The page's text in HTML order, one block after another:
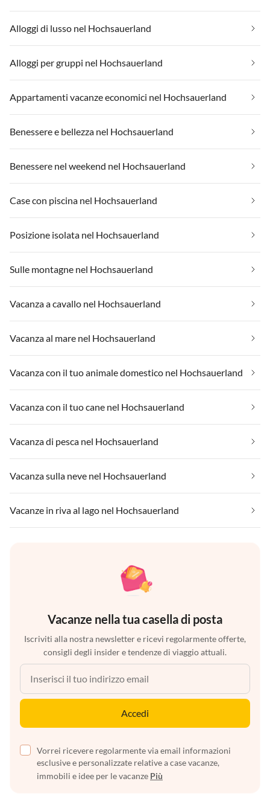
Alloggi di lusso nel Hochsauerland
Alloggi per gruppi nel Hochsauerland
Appartamenti vacanze economici nel Hochsauerland
Benessere e bellezza nel Hochsauerland
Benessere nel weekend nel Hochsauerland
Case con piscina nel Hochsauerland
Posizione isolata nel Hochsauerland
Sulle montagne nel Hochsauerland
Vacanza a cavallo nel Hochsauerland
Vacanza al mare nel Hochsauerland
Vacanza con il tuo animale domestico nel Hochsauerland
Vacanza con il tuo cane nel Hochsauerland
Vacanza di pesca nel Hochsauerland
Vacanza sulla neve nel Hochsauerland
Vacanze in riva al lago nel Hochsauerland
Vacanze nella tua casella di posta
Iscriviti alla nostra newsletter e ricevi regolarmente offerte,
consigli degli insider e tendenze di viaggio attuali.
Accedi
Vorrei ricevere regolarmente via email informazioni
esclusive e personalizzate relative a case vacanze,
immobili e idee per le vacanze Più